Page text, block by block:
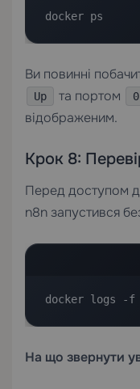
docker ps
Ви повинні
Up та портом
відображеним.
Крок 8:
Перед доступом
n8n запустився
docker logs -f
На що звернути